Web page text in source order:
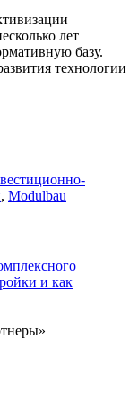
лет
базу.
технологии
, Modulbau
и как